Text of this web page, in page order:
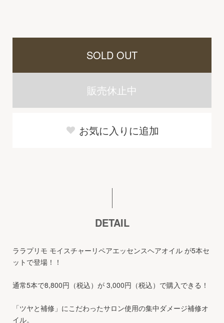
SOLD OUT
販売休止中
お気に入りに追加
DETAIL
ララプリモ モイスチャーリペアエッセンスヘアオイル が5本セ
ットで登場！！
通常5本で8,800円（税込）が 3,000円（税込）で購入できる！
「ツヤと補修」にこだわったサロン使用の集中ダメージ補修オ
イル。